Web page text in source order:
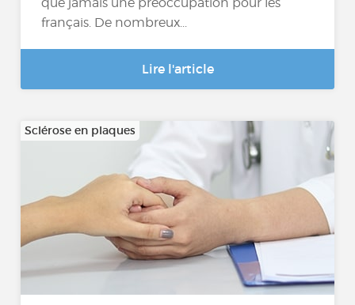
français. De nombreux...
Lire l'article
Sclérose en plaques